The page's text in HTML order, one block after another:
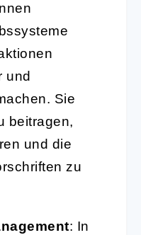
und
Sie
beitragen,
und die
zu
: In